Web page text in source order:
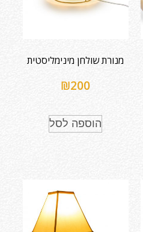
מנורת שולחן מינימליסטית
₪200
הוספה לסל